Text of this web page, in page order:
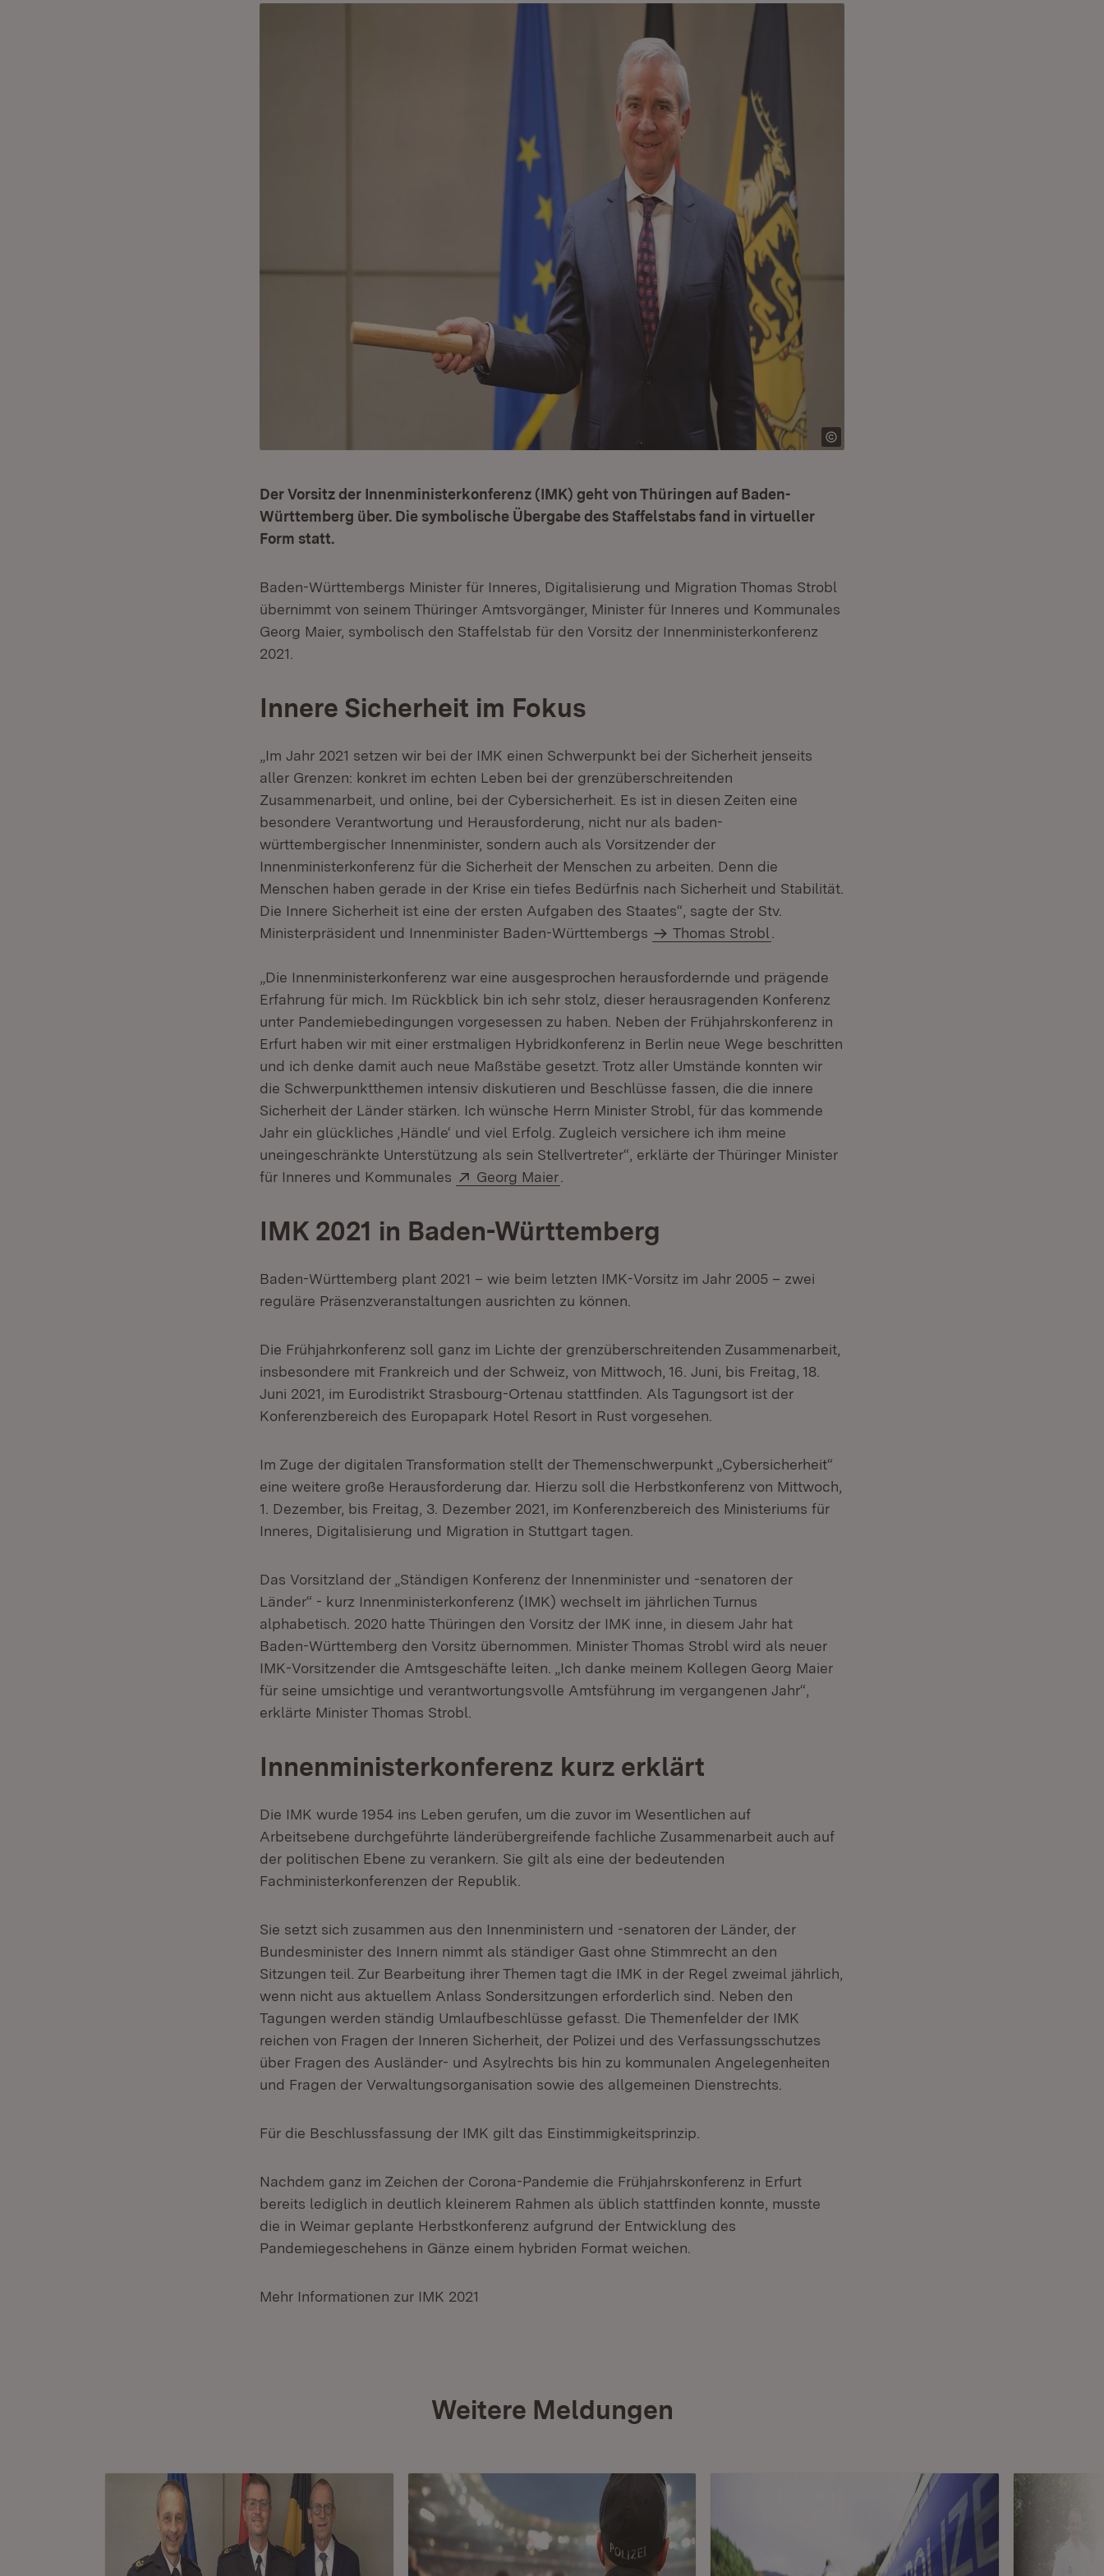
Der Vorsitz der Innenministerkonferenz (IMK) geht von Thüringen auf Baden-
Württemberg über. Die symbolische Übergabe des Staffelstabs fand in virtueller
Form statt.
Baden-Württembergs Minister für Inneres, Digitalisierung und Migration Thomas Strobl
übernimmt von seinem Thüringer Amtsvorgänger, Minister für Inneres und Kommunales
Georg Maier, symbolisch den Staffelstab für den Vorsitz der Innenministerkonferenz
2021.
Innere Sicherheit im Fokus
„Im Jahr 2021 setzen wir bei der IMK einen Schwerpunkt bei der Sicherheit jenseits
aller Grenzen: konkret im echten Leben bei der grenzüberschreitenden
Zusammenarbeit, und online, bei der Cybersicherheit. Es ist in diesen Zeiten eine
besondere Verantwortung und Herausforderung, nicht nur als baden-
württembergischer Innenminister, sondern auch als Vorsitzender der
Innenministerkonferenz für die Sicherheit der Menschen zu arbeiten. Denn die
Menschen haben gerade in der Krise ein tiefes Bedürfnis nach Sicherheit und Stabilität.
Die Innere Sicherheit ist eine der ersten Aufgaben des Staates“, sagte der Stv.
Ministerpräsident und Innenminister Baden-Württembergs
Thomas Strobl
„Die Innenministerkonferenz war eine ausgesprochen herausfordernde und prägende
Erfahrung für mich. Im Rückblick bin ich sehr stolz, dieser herausragenden Konferenz
unter Pandemiebedingungen vorgesessen zu haben. Neben der Frühjahrskonferenz in
Erfurt haben wir mit einer erstmaligen Hybridkonferenz in Berlin neue Wege beschritten
und ich denke damit auch neue Maßstäbe gesetzt. Trotz aller Umstände konnten wir
die Schwerpunktthemen intensiv diskutieren und Beschlüsse fassen, die die innere
Sicherheit der Länder stärken. Ich wünsche Herrn Minister Strobl, für das kommende
Jahr ein glückliches ‚Händle‘ und viel Erfolg. Zugleich versichere ich ihm meine
uneingeschränkte Unterstützung als sein Stellvertreter“, erklärte der Thüringer Minister
für Inneres und Kommunales
Extern:
Georg Maier
IMK 2021 in Baden-Württemberg
Baden-Württemberg plant 2021 – wie beim letzten IMK-Vorsitz im Jahr 2005 – zwei
reguläre Präsenzveranstaltungen ausrichten zu können.
Die Frühjahrkonferenz soll ganz im Lichte der grenzüberschreitenden Zusammenarbeit,
insbesondere mit Frankreich und der Schweiz, von Mittwoch, 16. Juni, bis Freitag, 18.
Juni 2021, im Eurodistrikt Strasbourg-Ortenau stattfinden. Als Tagungsort ist der
Konferenzbereich des Europapark Hotel Resort in Rust vorgesehen.
Im Zuge der digitalen Transformation stellt der Themenschwerpunkt „Cybersicherheit“
eine weitere große Herausforderung dar. Hierzu soll die Herbstkonferenz von Mittwoch,
1. Dezember, bis Freitag, 3. Dezember 2021, im Konferenzbereich des Ministeriums für
Inneres, Digitalisierung und Migration in Stuttgart tagen.
Das Vorsitzland der „Ständigen Konferenz der Innenminister und -senatoren der
Länder“ - kurz Innenministerkonferenz (IMK) wechselt im jährlichen Turnus
alphabetisch. 2020 hatte Thüringen den Vorsitz der IMK inne, in diesem Jahr hat
Baden-Württemberg den Vorsitz übernommen. Minister Thomas Strobl wird als neuer
IMK-Vorsitzender die Amtsgeschäfte leiten. „Ich danke meinem Kollegen Georg Maier
für seine umsichtige und verantwortungsvolle Amtsführung im vergangenen Jahr“,
erklärte Minister Thomas Strobl.
Innenministerkonferenz kurz erklärt
Die IMK wurde 1954 ins Leben gerufen, um die zuvor im Wesentlichen auf
Arbeitsebene durchgeführte länderübergreifende fachliche Zusammenarbeit auch auf
der politischen Ebene zu verankern. Sie gilt als eine der bedeutenden
Fachministerkonferenzen der Republik.
Sie setzt sich zusammen aus den Innenministern und -senatoren der Länder, der
Bundesminister des Innern nimmt als ständiger Gast ohne Stimmrecht an den
Sitzungen teil. Zur Bearbeitung ihrer Themen tagt die IMK in der Regel zweimal jährlich,
wenn nicht aus aktuellem Anlass Sondersitzungen erforderlich sind. Neben den
Tagungen werden ständig Umlaufbeschlüsse gefasst. Die Themenfelder der IMK
reichen von Fragen der Inneren Sicherheit, der Polizei und des Verfassungsschutzes
über Fragen des Ausländer- und Asylrechts bis hin zu kommunalen Angelegenheiten
und Fragen der Verwaltungsorganisation sowie des allgemeinen Dienstrechts.
Für die Beschlussfassung der IMK gilt das Einstimmigkeitsprinzip.
Nachdem ganz im Zeichen der Corona-Pandemie die Frühjahrskonferenz in Erfurt
bereits lediglich in deutlich kleinerem Rahmen als üblich stattfinden konnte, musste
die in Weimar geplante Herbstkonferenz aufgrund der Entwicklung des
Pandemiegeschehens in Gänze einem hybriden Format weichen.
Mehr Informationen zur IMK 2021
Weitere Meldungen